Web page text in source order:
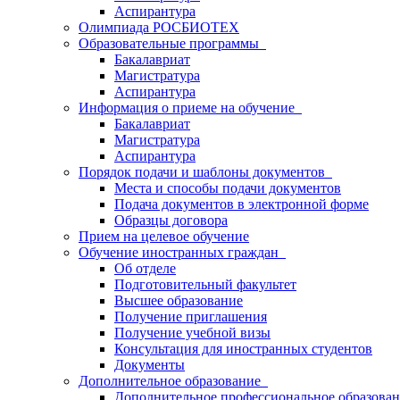
Аспирантура
Олимпиада РОСБИОТЕХ
Образовательные программы
Бакалавриат
Магистратура
Аспирантура
Информация о приеме на обучение
Бакалавриат
Магистратура
Аспирантура
Порядок подачи и шаблоны документов
Места и способы подачи документов
Подача документов в электронной форме
Образцы договора
Прием на целевое обучение
Обучение иностранных граждан
Об отделе
Подготовительный факультет
Высшее образование
Получение приглашения
Получение учебной визы
Консультация для иностранных студентов
Документы
Дополнительное образование
Дополнительное профессиональное